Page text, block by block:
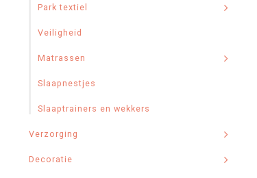
Park textiel
Veiligheid
Matrassen
Slaapnestjes
Slaaptrainers en wekkers
Verzorging
Decoratie